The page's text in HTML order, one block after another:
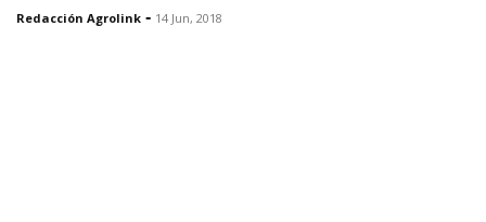
Redacción Agrolink - 14 Jun, 2018